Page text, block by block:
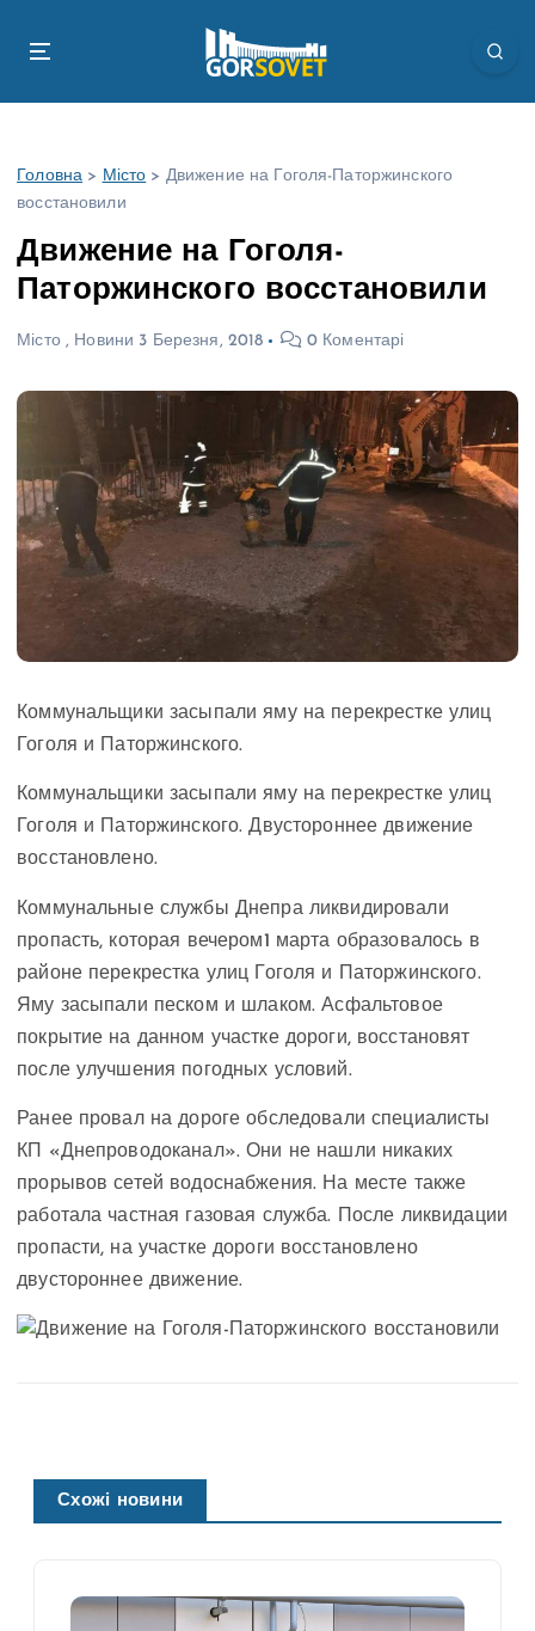
Головна > Місто > Движение на Гоголя-Паторжинского
восстановили
Движение на Гоголя-
Паторжинского восстановили
Місто, Новини 3 Березня, 2018 0 Коментарі
Коммунальщики засыпали яму на перекрестке улиц
Гоголя и Паторжинского.
Коммунальщики засыпали яму на перекрестке улиц
Гоголя и Паторжинского. Двустороннее движение
восстановлено.
Коммунальные службы Днепра ликвидировали
пропасть, которая вечером1 марта образовалось в
районе перекрестка улиц Гоголя и Паторжинского.
Яму засыпали песком и шлаком. Асфальтовое
покрытие на данном участке дороги, восстановят
после улучшения погодных условий.
Ранее провал на дороге обследовали специалисты
КП «Днепроводоканал». Они не нашли никаких
прорывов сетей водоснабжения. На месте также
работала частная газовая служба. После ликвидации
пропасти, на участке дороги восстановлено
двустороннее движение.
Схожі новини